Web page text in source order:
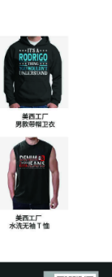
订单以及超过
功。
调
制预热内容，
前后一周，让
合集视频与专